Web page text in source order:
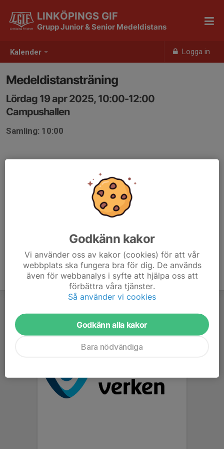
Kalender Logga in
LINKÖPINGS GIF
Grupp Junior & Senior Medeldistans
Medeldistansträning
Lördag 19 apr 2025, 10:00-12:00
Campushallen
Samling: 10:00
Godkänn kakor
Vi använder oss av kakor (cookies) för att vår
webbplats ska fungera bra för dig. De används
även för webbanalys i syfte att hjälpa oss att
förbättra våra tjänster.
Så använder vi cookies
Godkänn alla kakor
Bara nödvändiga